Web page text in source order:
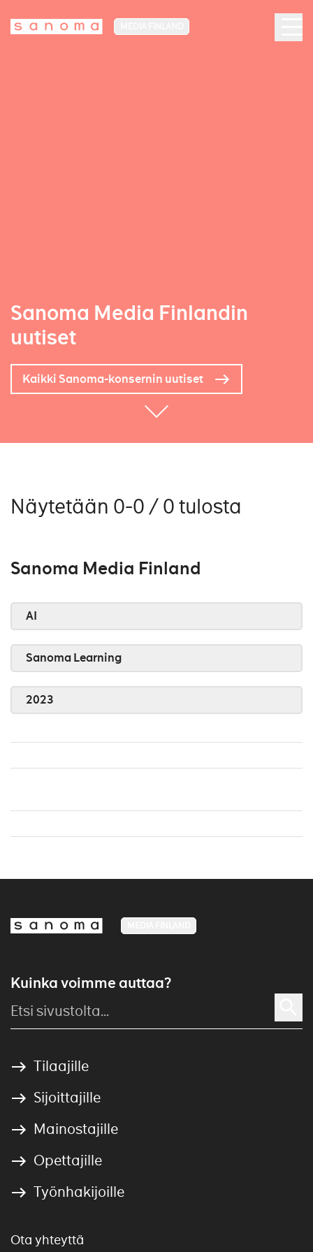
Sanoma Media Finlandin
uutiset
Kaikki Sanoma-konsernin uutiset
Näytetään 0-0 / 0 tulosta
Sanoma Media Finland
AI
Sanoma Learning
2023
Kuinka voimme auttaa?
Tilaajille
Sijoittajille
Mainostajille
Opettajille
Työnhakijoille
Ota yhteyttä